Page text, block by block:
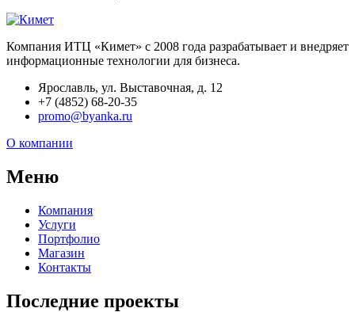
Компания ИТЦ «Кимет» с 2008 года разрабатывает и внедряет
информационные технологии для бизнеса.
Ярославль, ул. Выставочная, д. 12
+7 (4852) 68-20-35
promo@byanka.ru
О компании
Меню
Компания
Услуги
Портфолио
Магазин
Контакты
Последние проекты